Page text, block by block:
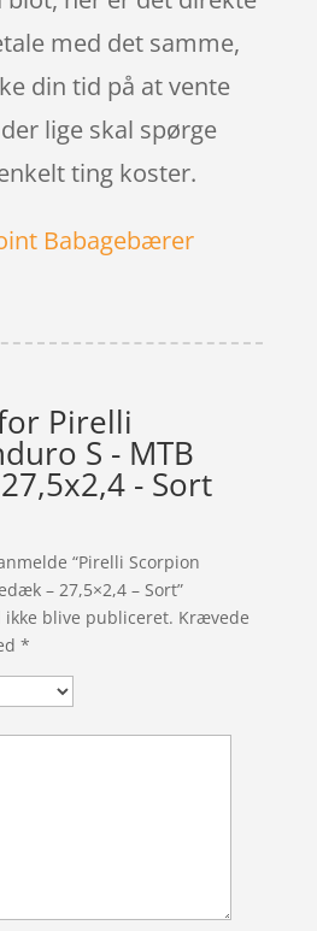
med det samme,
din tid på at vente
lige skal spørge
ting koster.
Babagebærer
Pirelli
S - MTB
- Sort
“Pirelli Scorpion
– 27,5×2,4 – Sort”
blive publiceret. Krævede
*